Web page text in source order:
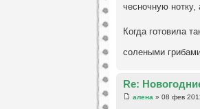
чесночную нотку,
Когда готовила
солеными
Re:
алена » 08 фев